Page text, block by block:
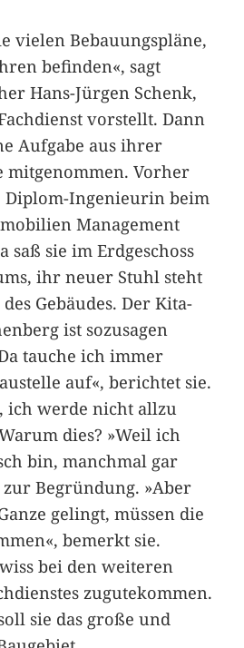
vielen Bebauungspläne,
befinden«, sagt
Hans-Jürgen Schenk,
vorstellt. Dann
Aufgabe aus ihrer
mitgenommen. Vorher
Ingenieurin beim
Management
saß sie im Erdgeschoss
ihr neuer Stuhl steht
Gebäudes. Der Kita-
ist sozusagen
tauche ich immer
auf«, berichtet sie.
ich werde nicht allzu
dies? »Weil ich
bin, manchmal gar
zur Begründung. »Aber
gelingt, müssen die
bemerkt sie.
bei den weiteren
zugutekommen.
sie das große und